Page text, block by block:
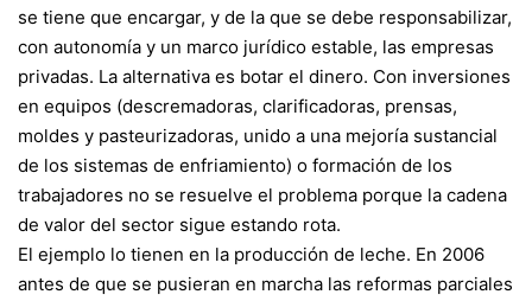
se tiene que encargar, y de la que se debe responsabilizar,
con autonomía y un marco jurídico estable, las empresas
privadas. La alternativa es botar el dinero. Con inversiones
en equipos (descremadoras, cla­rificadoras, prensas,
moldes y pasteurizadoras, unido a una mejoría sustancial
de los sistemas de enfriamiento) o formación de los
trabajadores no se resuelve el problema porque la cadena
de valor del sector sigue estando rota.
El ejemplo lo tienen en la producción de leche. En 2006
antes de que se pusieran en marcha las reformas parciales